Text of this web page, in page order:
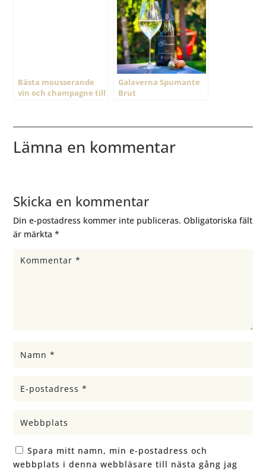
Bästa mousserande
vin och champagne till
Galaverna Spumante
Brut
Lämna en kommentar
Skicka en kommentar
Din e-postadress kommer inte publiceras. Obligatoriska fält
är märkta*
Spara mitt namn, min e-postadress och
webbplats i denna webbläsare till nästa gång jag